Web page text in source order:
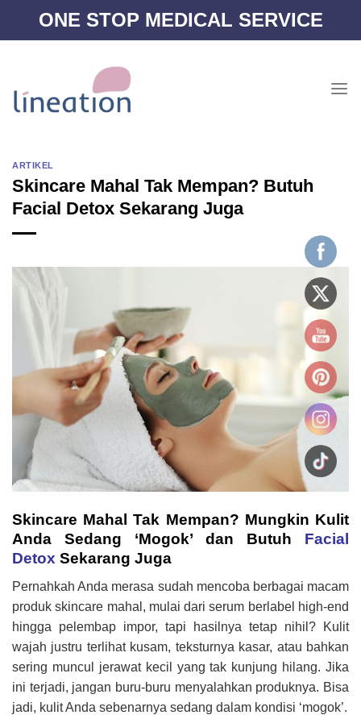
ONE STOP MEDICAL SERVICE
ARTIKEL
Skincare Mahal Tak Mempan? Butuh
Facial Detox Sekarang Juga
Skincare Mahal Tak Mempan? Mungkin Kulit
Anda Sedang ‘Mogok’ dan Butuh Facial
Detox Sekarang Juga
Pernahkah Anda merasa sudah mencoba berbagai macam
produk skincare mahal, mulai dari serum berlabel high-end
hingga pelembap impor, tapi hasilnya tetap nihil? Kulit
wajah justru terlihat kusam, teksturnya kasar, atau bahkan
sering muncul jerawat kecil yang tak kunjung hilang. Jika
ini terjadi, jangan buru-buru menyalahkan produknya. Bisa
jadi, kulit Anda sebenarnya sedang dalam kondisi ‘mogok’.